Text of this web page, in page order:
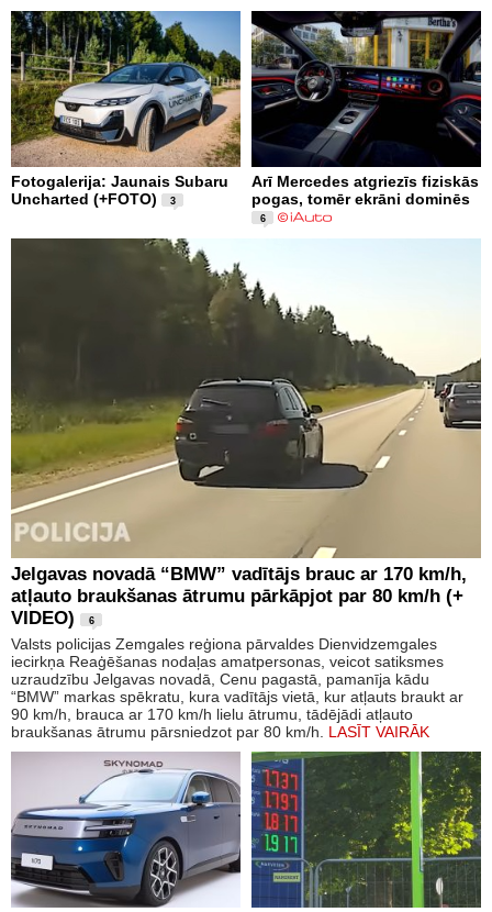
Fotogalerija: Jaunais Subaru
Uncharted (+FOTO)
3
Arī Mercedes atgriezīs fiziskās
pogas, tomēr ekrāni dominēs
6
Jelgavas novadā “BMW” vadītājs brauc ar 170 km/h,
atļauto braukšanas ātrumu pārkāpjot par 80 km/h (+
VIDEO)
6
Valsts policijas Zemgales reģiona pārvaldes Dienvidzemgales
iecirkņa Reaģēšanas nodaļas amatpersonas, veicot satiksmes
uzraudzību Jelgavas novadā, Cenu pagastā, pamanīja kādu
“BMW” markas spēkratu, kura vadītājs vietā, kur atļauts braukt ar
90 km/h, brauca ar 170 km/h lielu ātrumu, tādējādi atļauto
braukšanas ātrumu pārsniedzot par 80 km/h. LASĪT VAIRĀK